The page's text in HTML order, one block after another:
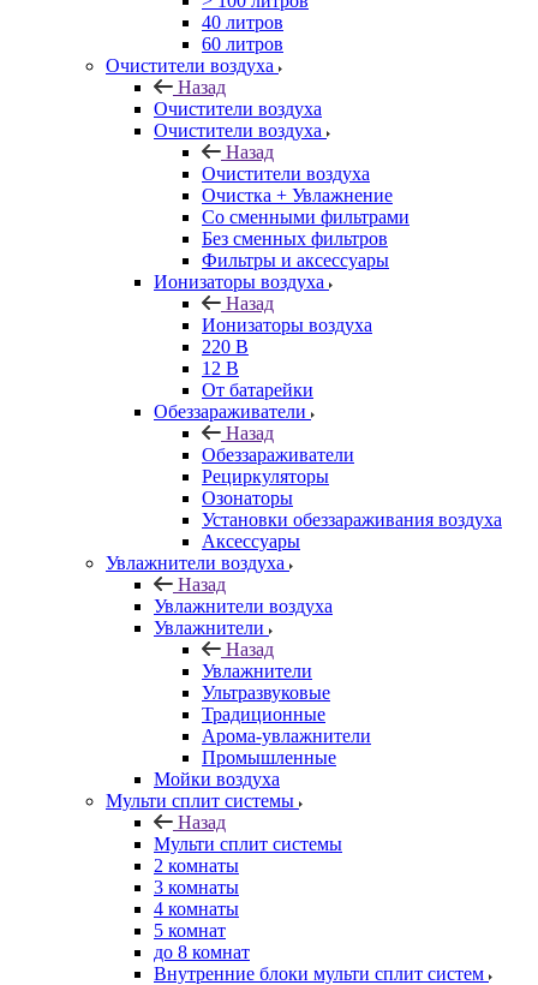
40 литров
60 литров
Очистители воздуха
Назад
Очистители воздуха
Очистители воздуха
Назад
Очистители воздуха
Очистка + Увлажнение
Cо сменными фильтрами
Без сменных фильтров
Фильтры и аксессуары
Ионизаторы воздуха
Назад
Ионизаторы воздуха
220 В
12 В
От батарейки
Обеззараживатели
Назад
Обеззараживатели
Рециркуляторы
Озонаторы
Установки обеззараживания воздуха
Аксессуары
Увлажнители воздуха
Назад
Увлажнители воздуха
Увлажнители
Назад
Увлажнители
Ультразвуковые
Традиционные
Арома-увлажнители
Промышленные
Мойки воздуха
Мульти сплит системы
Назад
Мульти сплит системы
2 комнаты
3 комнаты
4 комнаты
5 комнат
до 8 комнат
Внутренние блоки мульти сплит систем